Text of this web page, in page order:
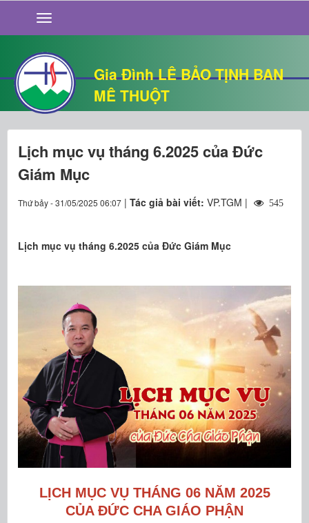
Gia Đình LÊ BẢO TỊNH BAN
MÊ THUỘT
GIỚI THIỆU
TIN TỨC
SỐNG ĐẠO
CHUYỆN NHÀ
QUÁN VĂN
THƯ GIÃN
Lịch mục vụ tháng 6.2025 của Đức
Giám Mục
Thứ bảy - 31/05/2025 06:07 | Tác giả bài viết: VP.TGM | 545
Lịch mục vụ tháng 6.2025 của Đức Giám Mục
LỊCH MỤC VỤ THÁNG 06 NĂM 2025
CỦA ĐỨC CHA GIÁO PHẬN